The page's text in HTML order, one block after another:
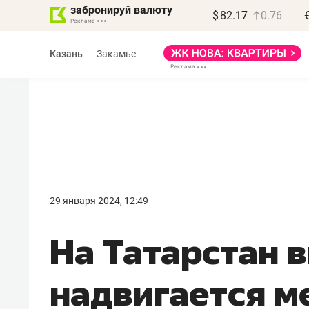
забронируй валюту $ 82.17 0.76
Казань Закамье
29 января 2024, 12:49
На Татарстан
надвигается
правил, бизнес может
потерять минимум